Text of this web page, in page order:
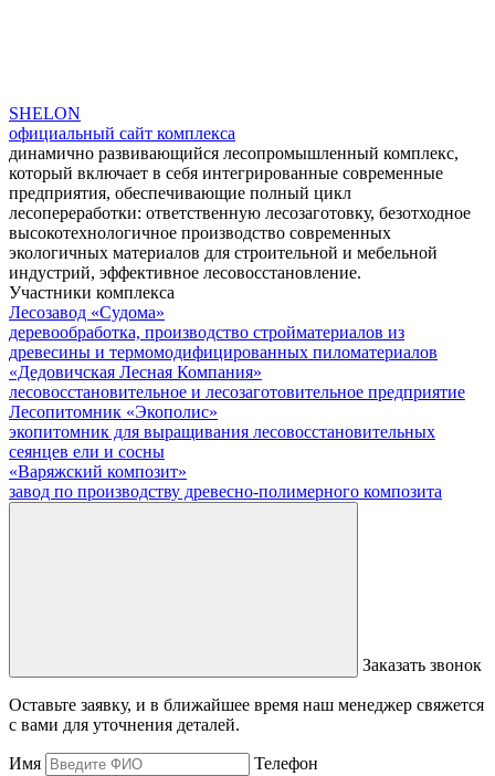
SHELON
официальный сайт комплекса
динамично развивающийся лесопромышленный комплекс,
который включает в себя интегрированные современные
предприятия, обеспечивающие полный цикл
лесопереработки: ответственную лесозаготовку, безотходное
высокотехнологичное производство современных
экологичных материалов для строительной и мебельной
индустрий, эффективное лесовосстановление.
Участники комплекса
Лесозавод «Судома»
деревообработка, производство стройматериалов из
древесины и термомодифицированных пиломатериалов
«Дедовичская Лесная Компания»
лесовосстановительное и лесозаготовительное предприятие
Лесопитомник «Экополис»
экопитомник для выращивания лесовосстановительных
сеянцев ели и сосны
«Варяжский композит»
завод по производству древесно-полимерного композита
Заказать звонок
Оставьте заявку, и в ближайшее время наш менеджер свяжется
с вами для уточнения деталей.
Имя Телефон